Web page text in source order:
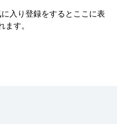
入り登録をすると ここに表
ます。